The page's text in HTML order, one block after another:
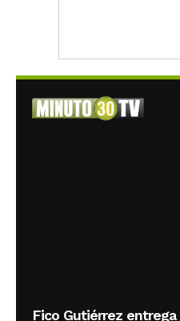
Fico Gutiérrez entrega